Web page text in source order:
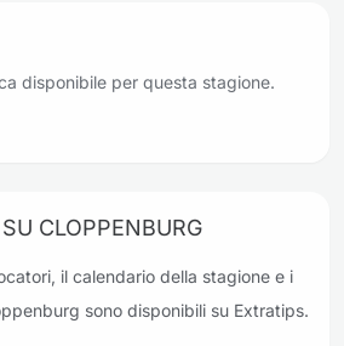
disponibile per questa stagione.
CLOPPENBURG
il calendario della stagione e i
sono disponibili su Extratips.